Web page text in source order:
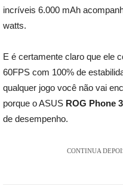
incríveis 6.000 mAh
watts.
E é certamente claro que ele
60FPS com 100% de
qualquer jogo você não vai
porque o ASUS ROG Phone 3
de desempenho.
CONTINUA